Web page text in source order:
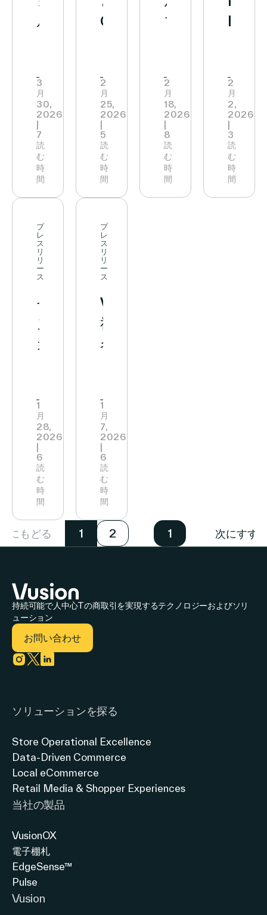
の
を
発
表
実
店
舗
の
デ
ジ
ル
リ
テ
メ
デ
ィ
ア・
広
告
プ
ラ
ト
フ
ォ
ー
築
を
加
速
ロ
の
パ
ー
ト
ナ
ー
ッ
プ
を
大
世
界
舗
へ
イ
ン
テ
リ
ジ
ェ
ス
ュ
シ
ン
期
ト
ナ
ー
シ
ッ
プ
ル
ト・
デ・
メ
ヒ
コ、
Vusion
と
の
戦
略
的
パ
ー
ト
シ
ッ
プ
を
拡
大
Walmart
Express（ウ
ル
マ
ー
ト・
エ
ス
レ
ス）
全
店
お
よ
び
Walmart
3
月
30,
2026
7
読
む
時
間
Qualcomm、
代
店
舗
モ
デ
ル
「AI
ネ
イ
テ
ィ
ブ
ス
ト
Native
Store™）」
を
発
表
2
月
25,
2026
5
読
む
時
間
フ
と
Vusion、
ス
マ
ー
ト
2
月
18,
2026
8
読
む
時
間
ESG
ー
タ
ス」
を
初
取
2
月
2,
2026
3
読
む
時
間
プ
レ
ス
リ
リ
ー
ス
セ
ヌ
カ
Vusion
と
提
携
し
店
舗
デ
タ
ル
化
を
加
1
月
28,
2026
6
読
む
時
間
プ
レ
ス
リ
リ
ー
ス
VusionGroup、
社
名
に
刷
新
1
月
7,
2026
6
読
む
時
間
にもどる 1 2 1 次にすす
持続可能で人中心Tの商取引を実現するテクノロジーおよびソリ
ューション
お問い合わせ
ソリューションを探る
Store Operational Excellence
Data-Driven Commerce
Local eCommerce
Retail Media & Shopper Experiences
当社の製品
VusionOX
電子棚札
EdgeSense™
Pulse
Vusion